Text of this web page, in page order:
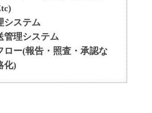
システム
管理システム
ロー(報告・照査・承認な
化)